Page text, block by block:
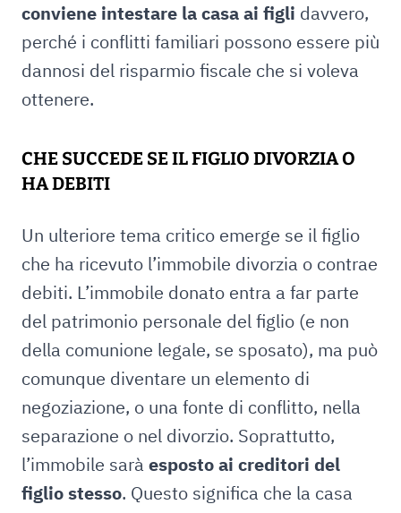
conviene intestare la casa ai figli davvero,
perché i conflitti familiari possono essere più
dannosi del risparmio fiscale che si voleva
ottenere.
CHE SUCCEDE SE IL FIGLIO DIVORZIA O
HA DEBITI
Un ulteriore tema critico emerge se il figlio
che ha ricevuto l’immobile divorzia o contrae
debiti. L’immobile donato entra a far parte
del patrimonio personale del figlio (e non
della comunione legale, se sposato), ma può
comunque diventare un elemento di
negoziazione, o una fonte di conflitto, nella
separazione o nel divorzio. Soprattutto,
l’immobile sarà esposto ai creditori del
figlio stesso. Questo significa che la casa